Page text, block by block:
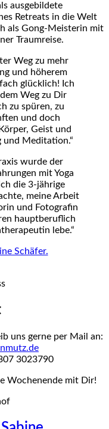
ausgebildete
Retreats in die Welt
als Gong-Meisterin mit
Traumreise.
Weg zu mehr
und höherem
glücklich! Ich
Weg zu Dir
zu spüren, zu
und doch
Geist und
und Meditation.“
wurde der
mit Yoga
die 3-jährige
meine Arbeit
und Fotografin
hauptberuflich
lebe.“
Schäfer.
uns gerne per Mail an:
3023790
Wochenende mit Dir!